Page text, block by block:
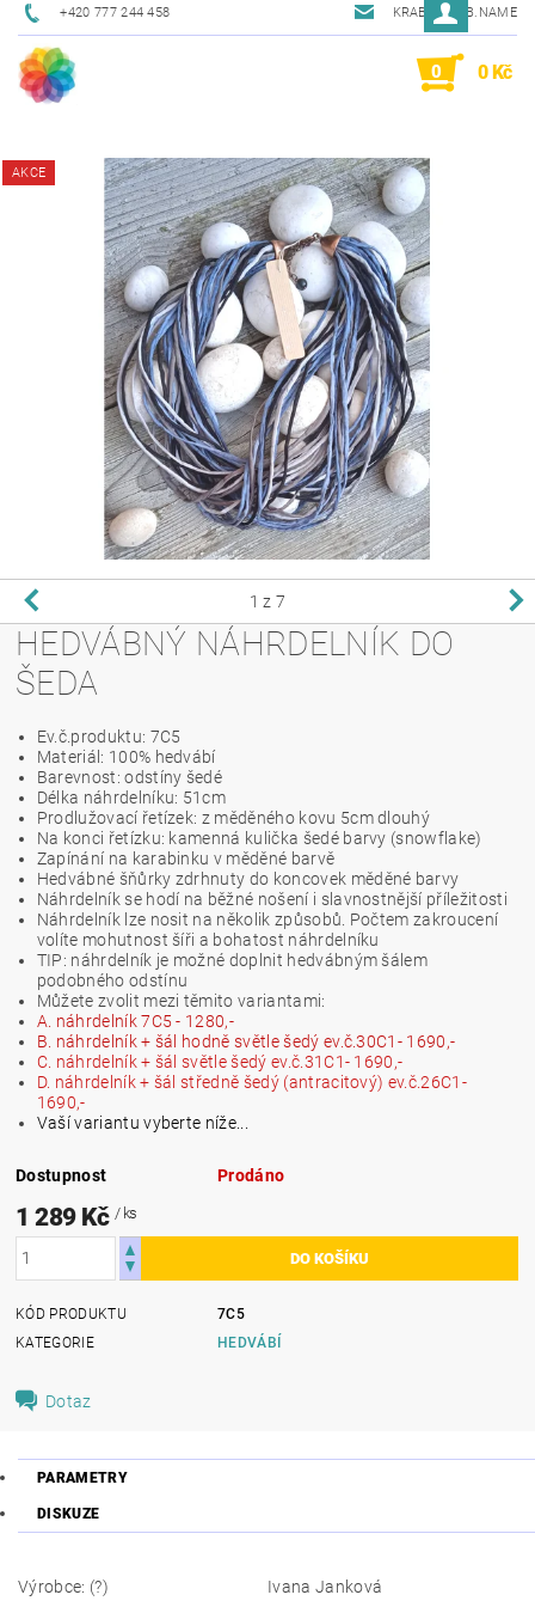
+420 777 244 458 KRAB@KRAB.NAME
0 0 Kč
AKCE
1 z 7
HEDVÁBNÝ NÁHRDELNÍK DO
ŠEDA
Ev.č.produktu: 7C5
Materiál: 100% hedvábí
Barevnost: odstíny šedé
Délka náhrdelníku: 51cm
Prodlužovací řetízek: z měděného kovu 5cm dlouhý
Na konci řetízku: kamenná kulička šedé barvy (snowflake)
Zapínání na karabinku v měděné barvě
Hedvábné šňůrky zdrhnuty do koncovek měděné barvy
Náhrdelník se hodí na běžné nošení i slavnostnější příležitosti
Náhrdelník lze nosit na několik způsobů. Počtem zakroucení
volíte mohutnost šíři a bohatost náhrdelníku
TIP: náhrdelník je možné doplnit hedvábným šálem
podobného odstínu
Můžete zvolit mezi těmito variantami:
A. náhrdelník 7C5 - 1280,-
B. náhrdelník + šál hodně světle šedý ev.č.30C1- 1690,-
C. náhrdelník + šál světle šedý ev.č.31C1- 1690,-
D. náhrdelník + šál středně šedý (antracitový) ev.č.26C1-
1690,-
Vaší variantu vyberte níže...
Dostupnost Prodáno
1 289 Kč / ks
KÓD PRODUKTU
7C5
KATEGORIE
HEDVÁBÍ
Dotaz
PARAMETRY
DISKUZE
Výrobce: (?) Ivana Janková